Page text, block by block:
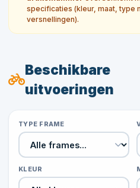
specificaties (kleur, maat, type
versnellingen).
Beschikbare
uitvoeringen
TYPE FRAME
KLEUR